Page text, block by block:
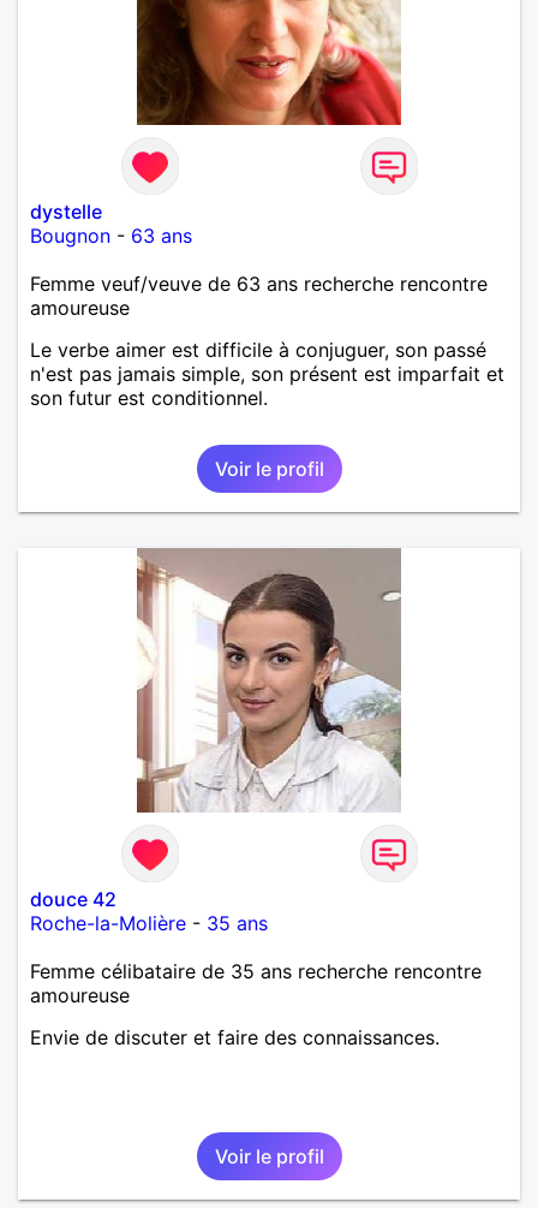
dystelle
Bougnon - 63 ans
Femme veuf/veuve de 63 ans recherche rencontre
amoureuse
Le verbe aimer est difficile à conjuguer, son passé
n'est pas jamais simple, son présent est imparfait et
son futur est conditionnel.
Voir le profil
douce 42
Roche-la-Molière - 35 ans
Femme célibataire de 35 ans recherche rencontre
amoureuse
Envie de discuter et faire des connaissances.
Voir le profil